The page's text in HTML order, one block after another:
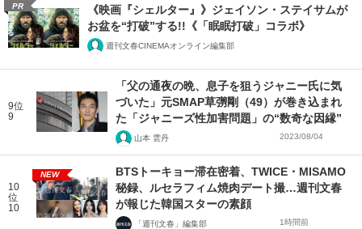
PR
《映画『シェルター』》ジェイソン・ステイサムが
お盆を“打破”する!!《「眠眠打破」コラボ》
週刊文春CINEMAオンライン編集部
9位
9
「父の通夜の晩、息子を狙うジャニー氏に気
づいた」元SMAP草彅剛（49）が巻き込まれ
た「ジャニーズ性加害問題」の“数奇な因縁”
山本 雲丹 2023/08/04
10
位
10
NEW
BTSトーキョー滞在密着、TWICE・MISAMO
秘録、ルセラフィム焼肉デート撮…週刊文春
が報じた韓国スターの素顔
「週刊文春」編集部 1時間前